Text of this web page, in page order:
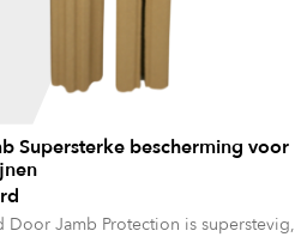
Supersterke bescherming voor
Door Jamb Protection is superstevig,